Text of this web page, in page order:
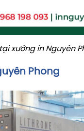
xưởng in Nguyên
Phong